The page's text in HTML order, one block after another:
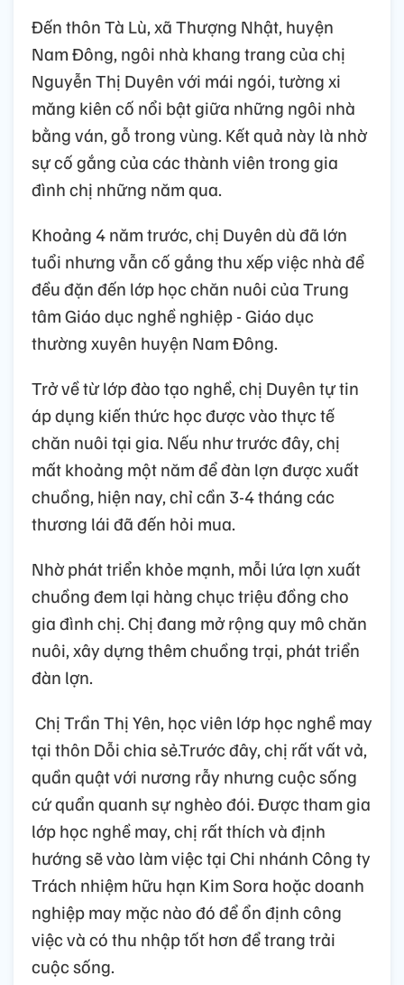
Đến thôn Tà Lù, xã Thượng Nhật, huyện
Nam Đông, ngôi nhà khang trang của chị
Nguyễn Thị Duyên với mái ngói, tường xi
măng kiên cố nổi bật giữa những ngôi nhà
bằng ván, gỗ trong vùng. Kết quả này là nhờ
sự cố gắng của các thành viên trong gia
đình chị những năm qua.
Khoảng 4 năm trước, chị Duyên dù đã lớn
tuổi nhưng vẫn cố gắng thu xếp việc nhà để
đều đặn đến lớp học chăn nuôi của Trung
tâm Giáo dục nghề nghiệp - Giáo dục
thường xuyên huyện Nam Đông.
Trở về từ lớp đào tạo nghề, chị Duyên tự tin
áp dụng kiến thức học được vào thực tế
chăn nuôi tại gia. Nếu như trước đây, chị
mất khoảng một năm để đàn lợn được xuất
chuồng, hiện nay, chỉ cần 3-4 tháng các
thương lái đã đến hỏi mua.
Nhờ phát triển khỏe mạnh, mỗi lứa lợn xuất
chuồng đem lại hàng chục triệu đồng cho
gia đình chị. Chị đang mở rộng quy mô chăn
nuôi, xây dựng thêm chuồng trại, phát triển
đàn lợn.
Chị Trần Thị Yên, học viên lớp học nghề may
tại thôn Dỗi chia sẻ.Trước đây, chị rất vất vả,
quần quật với nương rẫy nhưng cuộc sống
cứ quẩn quanh sự nghèo đói. Được tham gia
lớp học nghề may, chị rất thích và định
hướng sẽ vào làm việc tại Chi nhánh Công ty
Trách nhiệm hữu hạn Kim Sora hoặc doanh
nghiệp may mặc nào đó để ổn định công
việc và có thu nhập tốt hơn để trang trải
cuộc sống.